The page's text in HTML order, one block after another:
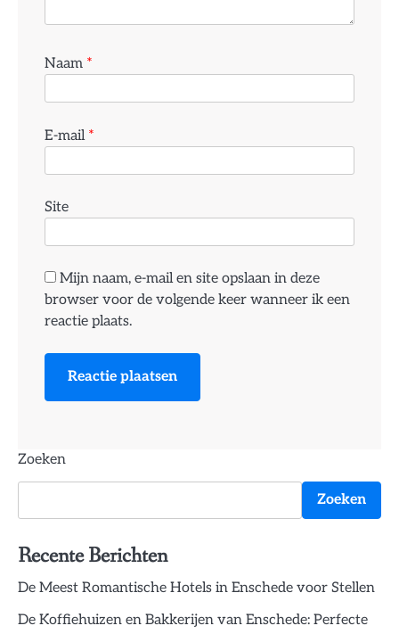
Naam *
E-mail *
Site
Mijn naam, e-mail en site opslaan in deze
browser voor de volgende keer wanneer ik een
reactie plaats.
Zoeken
Zoeken
Recente Berichten
De Meest Romantische Hotels in Enschede voor Stellen
De Koffiehuizen en Bakkerijen van Enschede: Perfecte